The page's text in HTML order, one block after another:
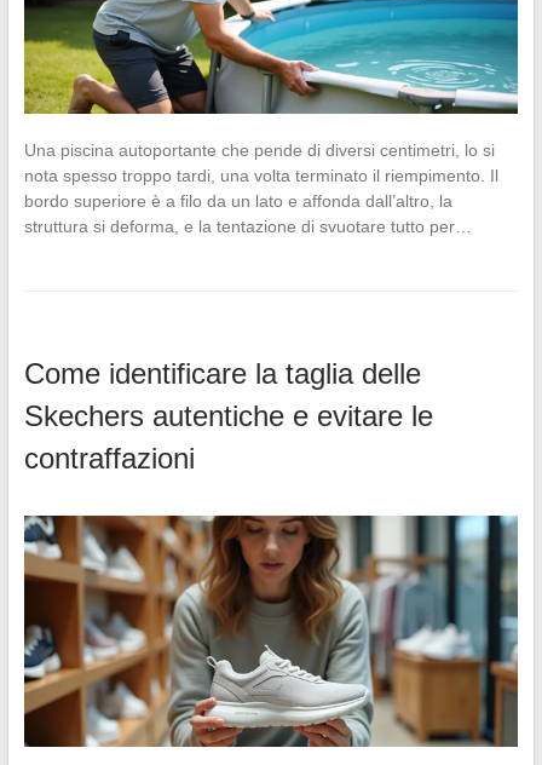
Una piscina autoportante che pende di diversi centimetri, lo si
nota spesso troppo tardi, una volta terminato il riempimento. Il
bordo superiore è a filo da un lato e affonda dall’altro, la
struttura si deforma, e la tentazione di svuotare tutto per…
Come identificare la taglia delle
Skechers autentiche e evitare le
contraffazioni